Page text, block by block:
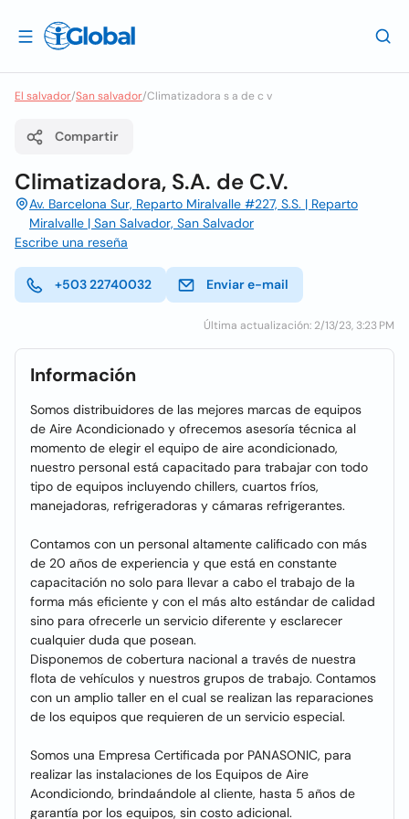
El salvador/San salvador/Climatizadora s a de c v
Compartir
Climatizadora, S.A. de C.V.
Av. Barcelona Sur, Reparto Miralvalle #227, S.S. | Reparto
Miralvalle | San Salvador, San Salvador
Escribe una reseña
+503 22740032 Enviar e-mail
Última actualización: 2/13/23, 3:23 PM
Información
Somos distribuidores de las mejores marcas de equipos
de Aire Acondicionado y ofrecemos asesoría técnica al
momento de elegir el equipo de aire acondicionado,
nuestro personal está capacitado para trabajar con todo
tipo de equipos incluyendo chillers, cuartos fríos,
manejadoras, refrigeradoras y cámaras refrigerantes.
Contamos con un personal altamente calificado con más
de 20 años de experiencia y que está en constante
capacitación no solo para llevar a cabo el trabajo de la
forma más eficiente y con el más alto estándar de calidad
sino para ofrecerle un servicio diferente y esclarecer
cualquier duda que posean.
Disponemos de cobertura nacional a través de nuestra
flota de vehículos y nuestros grupos de trabajo. Contamos
con un amplio taller en el cual se realizan las reparaciones
de los equipos que requieren de un servicio especial.
Somos una Empresa Certificada por PANASONIC, para
realizar las instalaciones de los Equipos de Aire
Acondiciondo, brindaándole al cliente, hasta 5 años de
garantía por los equipos, sin costo adicional.